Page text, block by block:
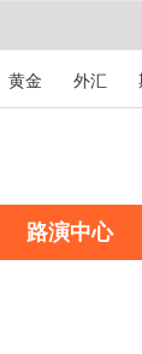
黄金 外汇
路演中心